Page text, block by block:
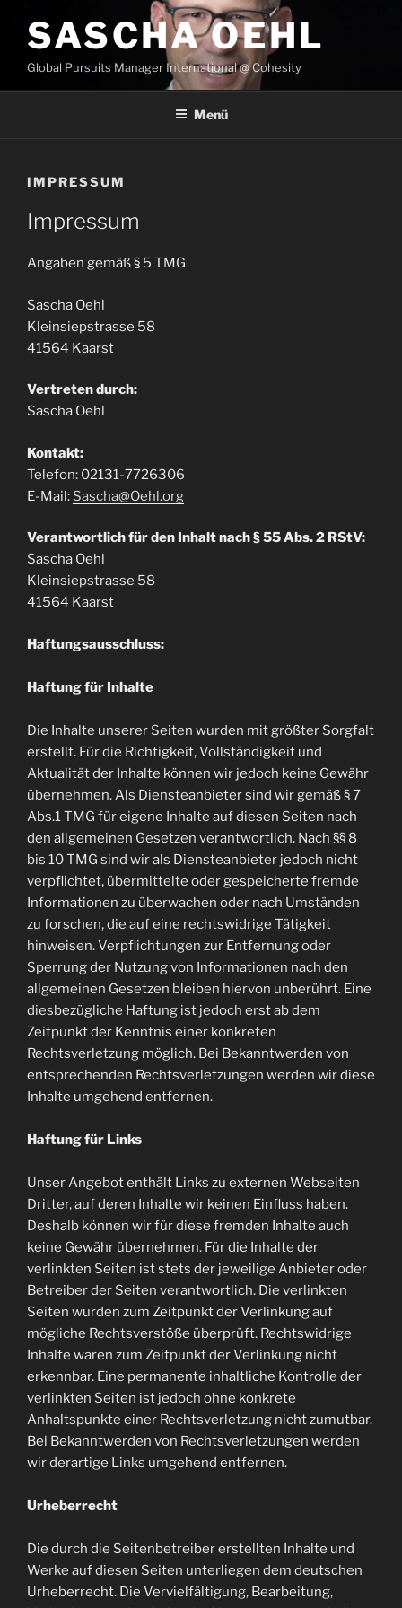
Inhalt
springenSASCHA OEHL
Global Pursuits Manager International @ Cohesity
Menü
IMPRESSUM
Impressum
Angaben gemäß § 5 TMG
Sascha Oehl
Kleinsiepstrasse 58
41564 Kaarst
Vertreten durch:
Sascha Oehl
Kontakt:
Telefon: 02131-7726306
E-Mail: Sascha@Oehl.org
Verantwortlich für den Inhalt nach § 55 Abs. 2 RStV:
Sascha Oehl
Kleinsiepstrasse 58
41564 Kaarst
Haftungsausschluss:
Haftung für Inhalte
Die Inhalte unserer Seiten wurden mit größter Sorgfalt
erstellt. Für die Richtigkeit, Vollständigkeit und
Aktualität der Inhalte können wir jedoch keine Gewähr
übernehmen. Als Diensteanbieter sind wir gemäß § 7
Abs.1 TMG für eigene Inhalte auf diesen Seiten nach
den allgemeinen Gesetzen verantwortlich. Nach §§ 8
bis 10 TMG sind wir als Diensteanbieter jedoch nicht
verpflichtet, übermittelte oder gespeicherte fremde
Informationen zu überwachen oder nach Umständen
zu forschen, die auf eine rechtswidrige Tätigkeit
hinweisen. Verpflichtungen zur Entfernung oder
Sperrung der Nutzung von Informationen nach den
allgemeinen Gesetzen bleiben hiervon unberührt. Eine
diesbezügliche Haftung ist jedoch erst ab dem
Zeitpunkt der Kenntnis einer konkreten
Rechtsverletzung möglich. Bei Bekanntwerden von
entsprechenden Rechtsverletzungen werden wir diese
Inhalte umgehend entfernen.
Haftung für Links
Unser Angebot enthält Links zu externen Webseiten
Dritter, auf deren Inhalte wir keinen Einfluss haben.
Deshalb können wir für diese fremden Inhalte auch
keine Gewähr übernehmen. Für die Inhalte der
verlinkten Seiten ist stets der jeweilige Anbieter oder
Betreiber der Seiten verantwortlich. Die verlinkten
Seiten wurden zum Zeitpunkt der Verlinkung auf
mögliche Rechtsverstöße überprüft. Rechtswidrige
Inhalte waren zum Zeitpunkt der Verlinkung nicht
erkennbar. Eine permanente inhaltliche Kontrolle der
verlinkten Seiten ist jedoch ohne konkrete
Anhaltspunkte einer Rechtsverletzung nicht zumutbar.
Bei Bekanntwerden von Rechtsverletzungen werden
wir derartige Links umgehend entfernen.
Urheberrecht
Die durch die Seitenbetreiber erstellten Inhalte und
Werke auf diesen Seiten unterliegen dem deutschen
Urheberrecht. Die Vervielfältigung, Bearbeitung,